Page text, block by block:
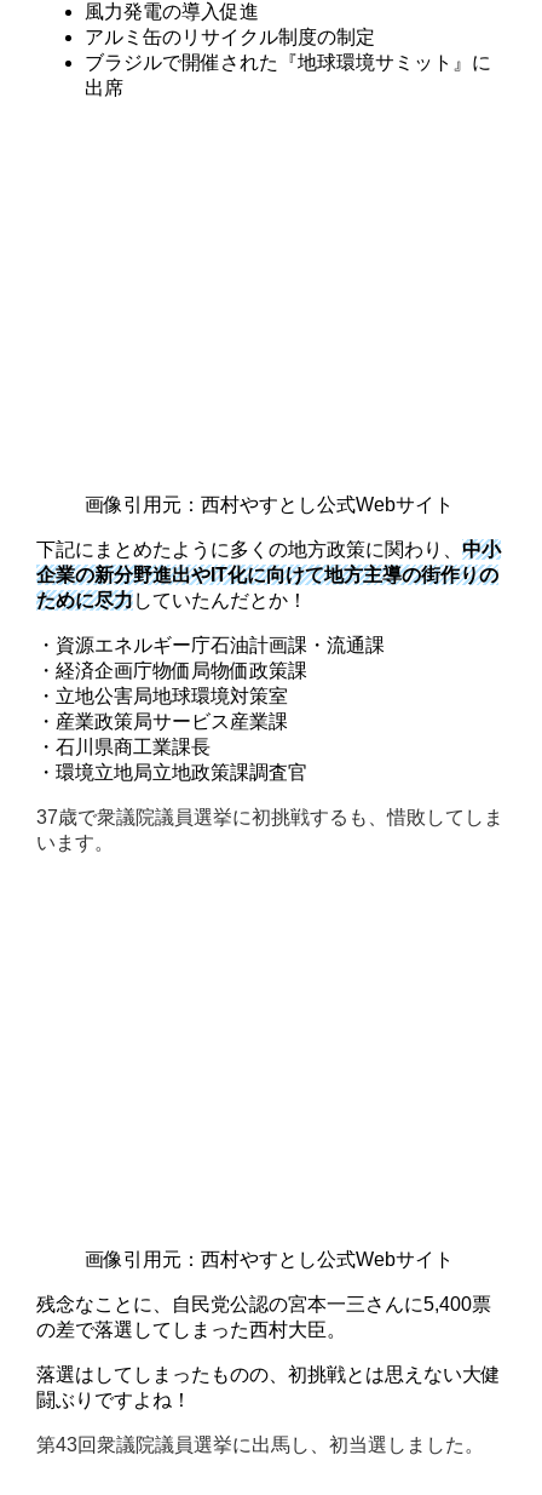
風力発電の導入促進
アルミ缶のリサイクル制度の制定
ブラジルで開催された『地球環境サミット』に
出席
画像引用元：西村やすとし公式Webサイト
下記にまとめたように多くの地方政策に関わり、中小
企業の新分野進出やIT化に向けて地方主導の街作りの
ために尽力していたんだとか！
・資源エネルギー庁石油計画課・流通課
・経済企画庁物価局物価政策課
・立地公害局地球環境対策室
・産業政策局サービス産業課
・石川県商工業課長
・環境立地局立地政策課調査官
37歳で衆議院議員選挙に初挑戦するも、惜敗してしま
います。
画像引用元：西村やすとし公式Webサイト
残念なことに、自民党公認の宮本一三さんに5,400票
の差で落選してしまった西村大臣。
落選はしてしまったものの、初挑戦とは思えない大健
闘ぶりですよね！
第43回衆議院議員選挙に出馬し、初当選しました。